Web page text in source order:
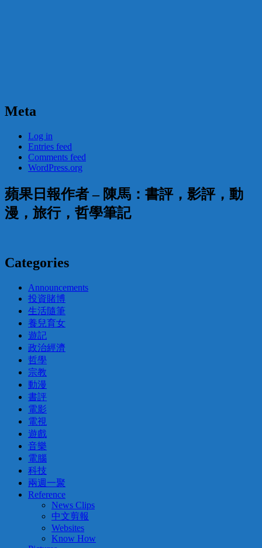
Meta
Log in
Entries feed
Comments feed
WordPress.org
蘋果日報作者 – 陳馬：書評，影評，動
漫，旅行，哲學筆記
Categories
Announcements
投資賭博
生活隨筆
養兒育女
遊記
政治經濟
哲學
宗教
動漫
書評
電影
電視
遊戲
音樂
電腦
科技
兩週一聚
Reference
News Clips
中文剪報
Websites
Know How